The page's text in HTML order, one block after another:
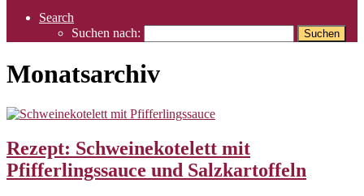
Search
Suchen nach:
Monatsarchiv
Rezept: Schweinekotelett mit
Pfifferlingssauce und Salzkartoffeln